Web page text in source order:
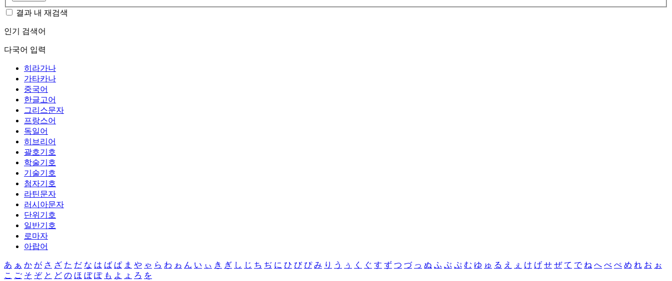
결과 내 재검색
인기 검색어
다국어 입력
히라가나
가타카나
중국어
한글고어
그리스문자
프랑스어
독일어
히브리어
괄호기호
학술기호
기술기호
첨자기호
라틴문자
러시아문자
단위기호
일반기호
로마자
아랍어
あ ぁ か が さ ざ た だ な は ば ぱ ま や ゃ ら わ ゎ ん い ぃ き ぎ し じ ち ぢ に ひ び ぴ み り う ぅ く ぐ す ず つ づ っ ぬ ふ ぶ ぷ む ゆ ゅ る え ぇ け げ せ ぜ て で ね へ べ ぺ め れ お ぉ
こ ご そ ぞ と ど の ほ ぼ ぽ も よ ょ ろ を